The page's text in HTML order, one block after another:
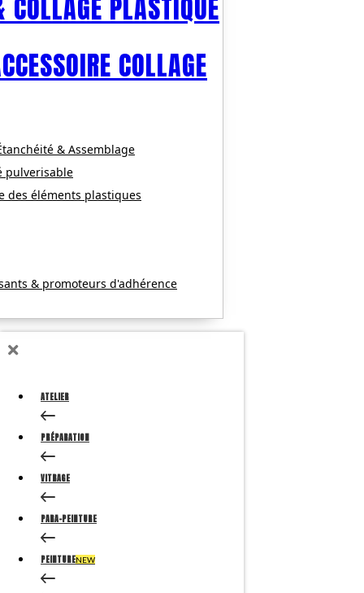
PLASTIQUE
COLLAGE
& Assemblage
pulverisable
des éléments plastiques
& promoteurs d'adhérence
ATELIER
PRÉPARATION
VITRAGE
PARA-PEINTURE
PEINTURENEW